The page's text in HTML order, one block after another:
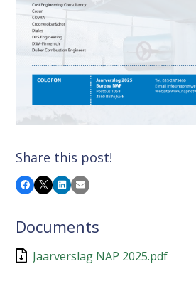
Share this post!
Facebook
X LinkedIn
Email
Documents
Jaarverslag NAP 2025.pdf